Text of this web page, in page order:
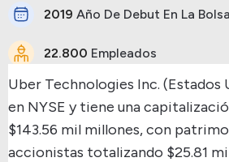
2019 Año De Debut En La
22.800 Empleados
Uber Technologies Inc. (Estados
en NYSE y tiene una
$143.56 mil millones, con
accionistas totalizando $25.81